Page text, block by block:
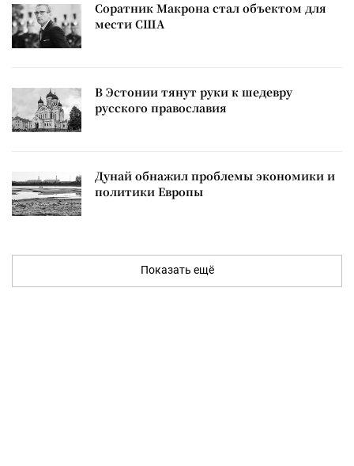
Соратник Макрона стал объектом для
мести США
В Эстонии тянут руки к шедевру
русского православия
Дунай обнажил проблемы экономики и
политики Европы
Показать ещё